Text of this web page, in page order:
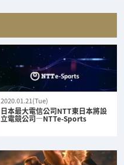
2020.01.21(Tue)
日本最大電信公司NTT東日本將設
立電競公司—NTTe-Sports